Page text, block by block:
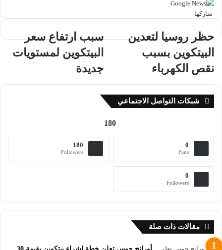
شاركها
حظر
لتعدين
البيتكوين
بسبب
نقص
الكهرباء
حظر روسيا لتعدين
البيتكوين بسبب
نقص الكهرباء
سبب
ارتفاع
سعر
البيتكوين
لمستويات
جديدة
سبب ارتفاع سعر
البيتكوين لمستويات
جديدة
شبكات التواصل الاجتماعي
180
0
Fans
180
Followers
0
Followers
مقالات ذات صلة